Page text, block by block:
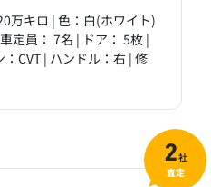
万キロ | 色：白(ホワイト)
定員： 7名 | ドア： 5枚 |
CVT | ハンドル：右 | 修
2社
査定